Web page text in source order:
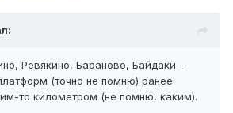
Ревякино, Бараново, Байдаки -
(точно не помню) ранее
то километром (не помню, каким).